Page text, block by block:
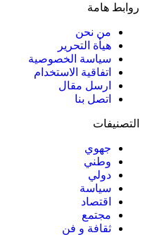
روابط هامة
من نحن
هيأة التحرير
سياسة الخصوصية
اتفاقية الاستخدام
ارسل مقال
اتصل بنا
التصنيفات
جهوي
وطني
دولي
سياسة
اقتصاد
مجتمع
ثقافة و فن